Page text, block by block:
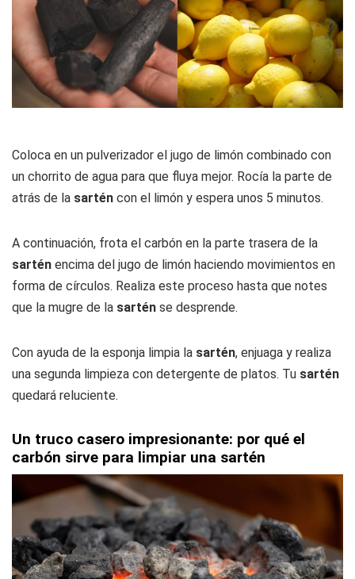
Coloca en un pulverizador el jugo de limón combinado con
un chorrito de agua para que fluya mejor. Rocía la parte de
atrás de la sartén con el limón y espera unos 5 minutos.
A continuación, frota el carbón en la parte trasera de la
sartén encima del jugo de limón haciendo movimientos en
forma de círculos. Realiza este proceso hasta que notes
que la mugre de la sartén se desprende.
Con ayuda de la esponja limpia la sartén, enjuaga y realiza
una segunda limpieza con detergente de platos. Tu sartén
quedará reluciente.
Un truco casero impresionante: por qué el
carbón sirve para limpiar una sartén